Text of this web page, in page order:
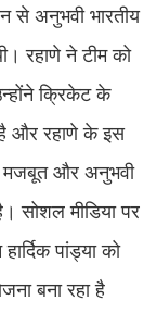
से अनुभवी भारतीय
रहाणे ने टीम को
क्रिकेट के
और रहाणे के इस
और अनुभवी
सोशल मीडिया पर
पांड्या को
बना रहा है